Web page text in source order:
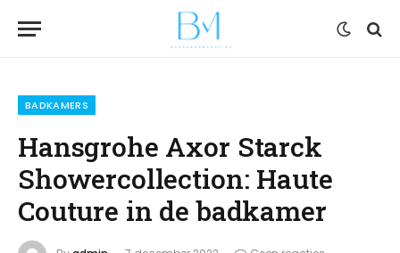
BADKAMERS
Hansgrohe Axor Starck
Showercollection: Haute
Couture in de badkamer